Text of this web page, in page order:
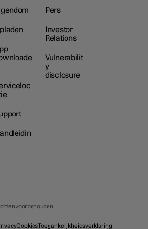
Pers
Investor
Relations
Vulnerabilit
y
disclosure
voorbehouden
CookiesToegankelijkheidsverklaring